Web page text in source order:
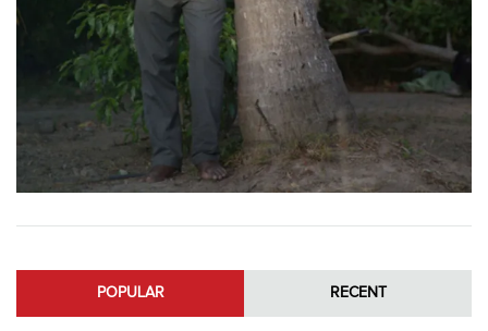
POPULAR RECENT